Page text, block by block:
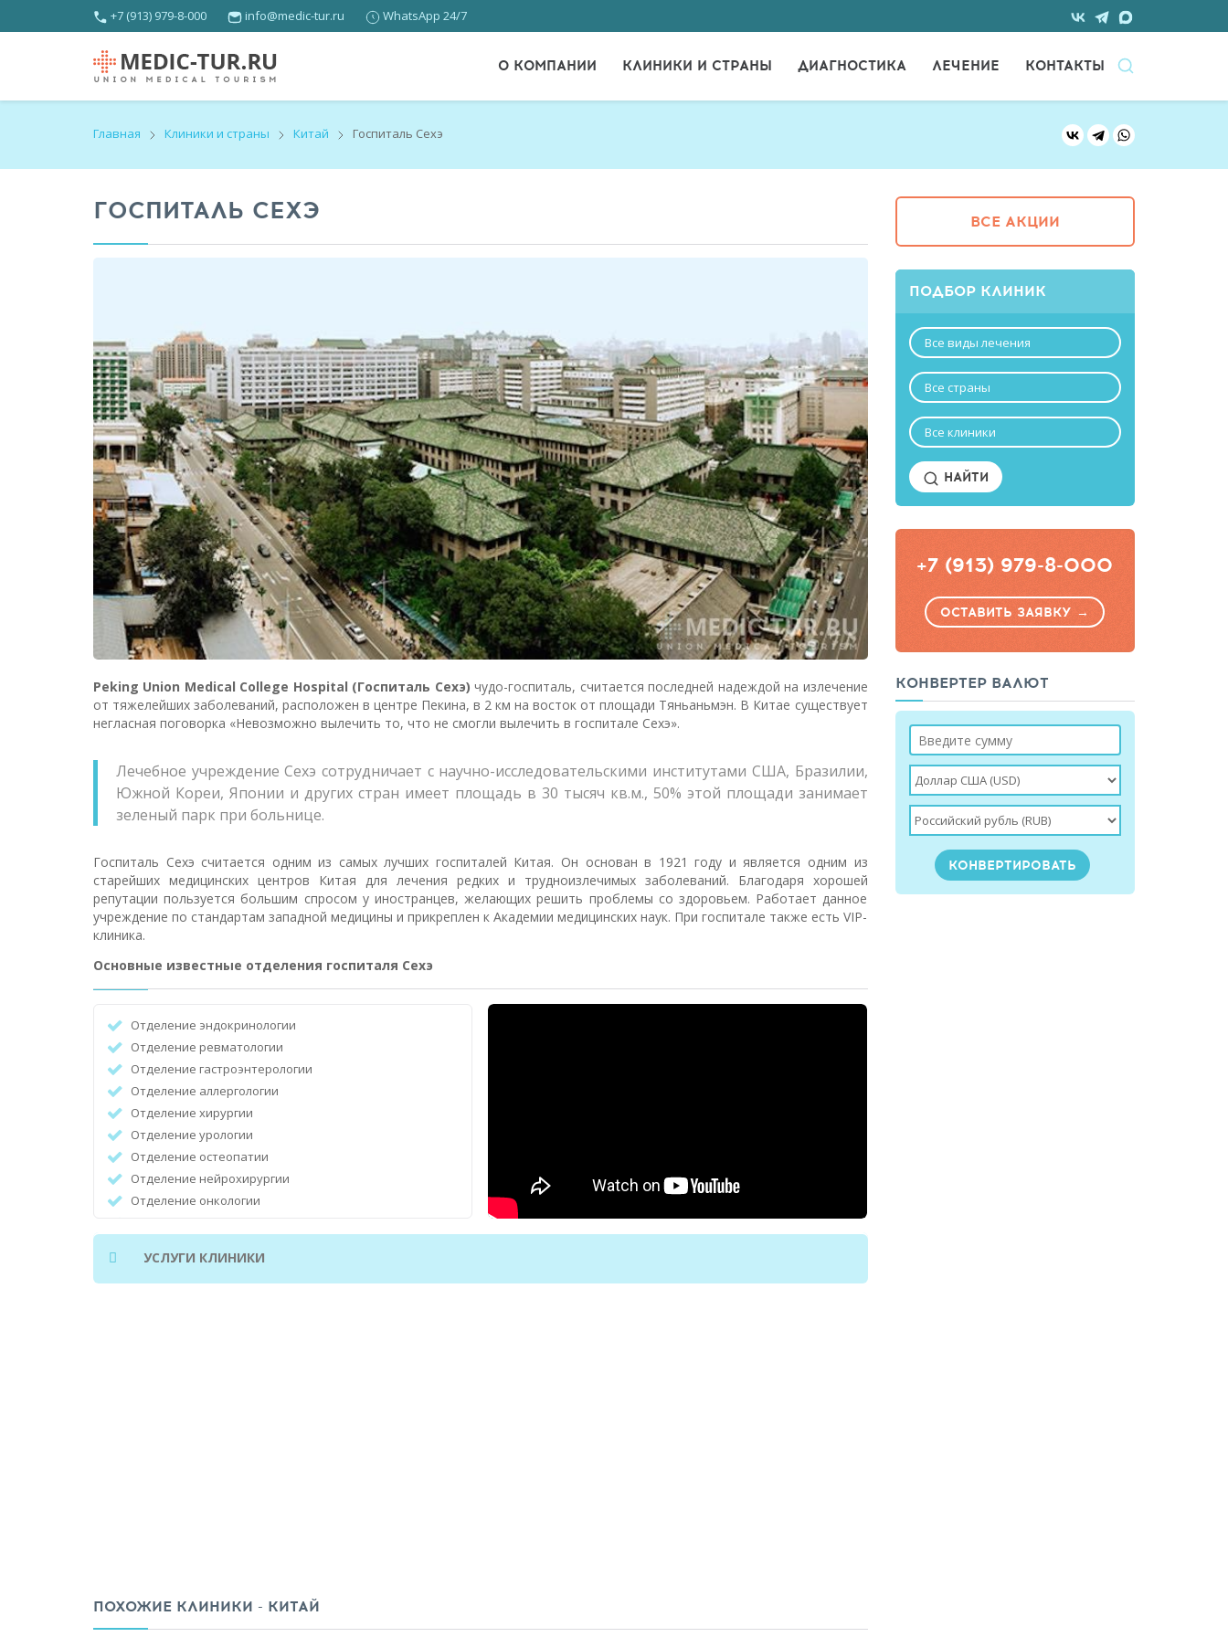
+7 (913) 979-8-000 info@medic-tur.ru WhatsApp 24/7
О КОМПАНИИ КЛИНИКИ И СТРАНЫ ДИАГНОСТИКА ЛЕЧЕНИЕ КОНТАКТЫ
Главная Клиники и страны Китай Госпиталь Сехэ
ГОСПИТАЛЬ СЕХЭ
Peking Union Medical College Hospital (Госпиталь Сехэ) чудо-госпиталь, считается последней надеждой на излечение
от тяжелейших заболеваний, расположен в центре Пекина, в 2 км на восток от площади Тяньаньмэн. В Китае существует
негласная поговорка «Невозможно вылечить то, что не смогли вылечить в госпитале Сехэ».
Лечебное учреждение Сехэ сотрудничает с научно-исследовательскими институтами США, Бразилии,
Южной Кореи, Японии и других стран имеет площадь в 30 тысяч кв.м., 50% этой площади занимает
зеленый парк при больнице.
Госпиталь Сехэ считается одним из самых лучших госпиталей Китая. Он основан в 1921 году и является одним из
старейших медицинских центров Китая для лечения редких и трудноизлечимых заболеваний. Благодаря хорошей
репутации пользуется большим спросом у иностранцев, желающих решить проблемы со здоровьем. Работает данное
учреждение по стандартам западной медицины и прикреплен к Академии медицинских наук. При госпитале также есть VIP-
клиника.
Основные известные отделения госпиталя Сехэ
Отделение эндокринологии
Отделение ревматологии
Отделение гастроэнтерологии
Отделение аллергологии
Отделение хирургии
Отделение урологии
Отделение остеопатии
Отделение нейрохирургии
Отделение онкологии
Отделение педиатрии
Отделение дерматологии
УСЛУГИ КЛИНИКИ
ПОХОЖИЕ КЛИНИКИ - КИТАЙ
ВСЕ АКЦИИ
ПОДБОР КЛИНИК
Все виды лечения
Все страны
Все клиники
НАЙТИ
+7 (913) 979-8-000
ОСТАВИТЬ ЗАЯВКУ →
КОНВЕРТЕР ВАЛЮТ